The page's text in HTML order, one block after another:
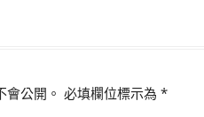
公開。 必填欄位標示為 *